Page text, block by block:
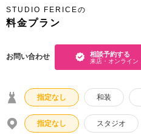
オプション
アクセス/TEL
こだわりポイント
STUDIO FERICEの
料金プラン
お問い合わせ 相談予約する
来店・オンライン
指定なし 和装
指定なし スタジオ